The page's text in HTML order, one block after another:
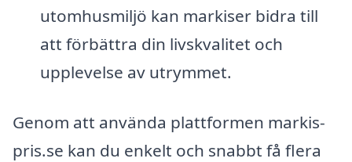
utomhusmiljö kan markiser bidra till
att förbättra din livskvalitet och
upplevelse av utrymmet.
Genom att använda plattformen markis-
pris.se kan du enkelt och snabbt få flera